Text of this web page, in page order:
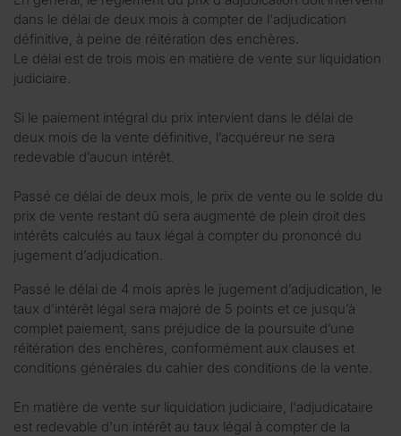
dans le délai de deux mois à compter de l'adjudication
définitive, à peine de réitération des enchères.
Le délai est de trois mois en matière de vente sur liquidation
judiciaire.
Si le paiement intégral du prix intervient dans le délai de
deux mois de la vente définitive, l’acquéreur ne sera
redevable d’aucun intérêt.
Passé ce délai de deux mois, le prix de vente ou le solde du
prix de vente restant dû sera augmenté de plein droit des
intérêts calculés au taux légal à compter du prononcé du
jugement d’adjudication.
Passé le délai de 4 mois après le jugement d’adjudication, le
taux d’intérêt légal sera majoré de 5 points et ce jusqu’à
complet paiement, sans préjudice de la poursuite d’une
réitération des enchères, conformément aux clauses et
conditions générales du cahier des conditions de la vente.
En matière de vente sur liquidation judiciaire, l'adjudicataire
est redevable d'un intérêt au taux légal à compter de la